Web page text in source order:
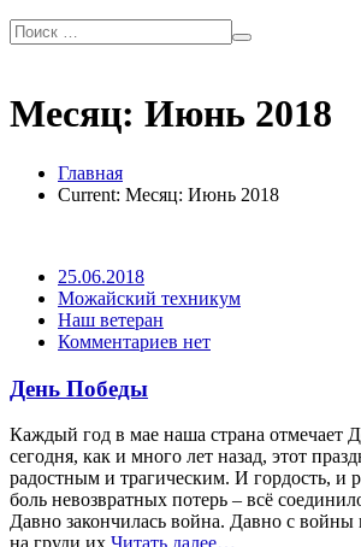
Месяц: Июнь 2018
Главная
Current: Месяц: Июнь 2018
25.06.2018
Можайский техникум
Наш ветеран
Комментариев нет
День Победы
Каждый год в мае наша страна отмечает
сегодня, как и много лет назад, этот
радостным и трагическим. И гордость, и
боль невозвратных потерь – всё
Давно закончилась война. Давно с